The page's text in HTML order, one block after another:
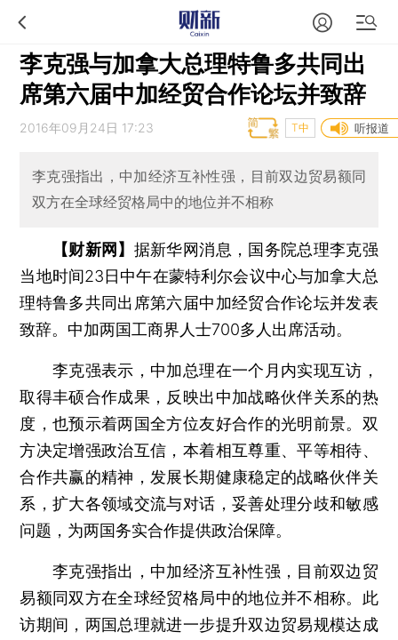
李克强与加拿大总理特鲁多共同出
席第六届中加经贸合作论坛并致辞
2016年09月24日 17:23 听报道
T中
李克强指出，中加经济互补性强，目前双边贸易额同
双方在全球经贸格局中的地位并不相称
【财新网】 据新华网消息，国务院总理李克强
当地时间23日中午在蒙特利尔会议中心与加拿大总
理特鲁多共同出席第六届中加经贸合作论坛并发表
致辞。中加两国工商界人士700多人出席活动。
李克强表示，中加总理在一个月内实现互访，
取得丰硕合作成果，反映出中加战略伙伴关系的热
度，也预示着两国全方位友好合作的光明前景。双
方决定增强政治互信，本着相互尊重、平等相待、
合作共赢的精神，发展长期健康稳定的战略伙伴关
系，扩大各领域交流与对话，妥善处理分歧和敏感
问题，为两国务实合作提供政治保障。
李克强指出，中加经济互补性强，目前双边贸
易额同双方在全球经贸格局中的地位并不相称。此
访期间，两国总理就进一步提升双边贸易规模达成